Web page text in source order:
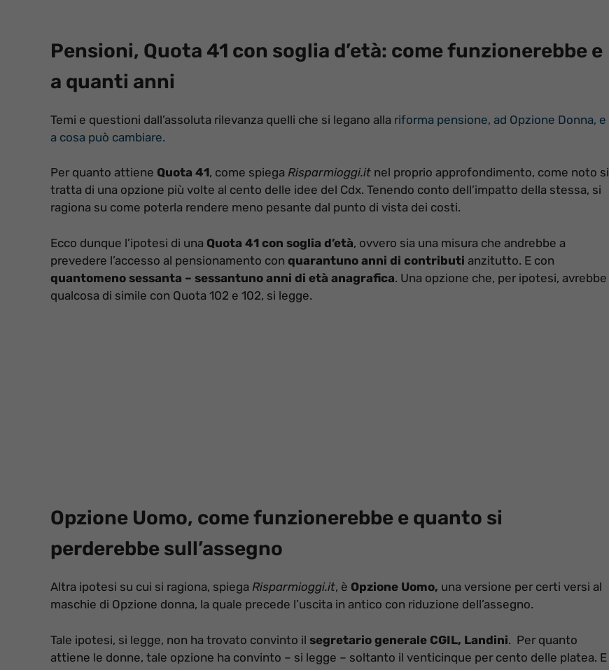
Pensioni, Quota 41 con soglia d’età: come funzionerebbe e
a quanti anni
Temi e questioni dall’assoluta rilevanza quelli che si legano alla riforma pensione, ad Opzione Donna, e
a cosa può cambiare.
Per quanto attiene Quota 41, come spiega Risparmioggi.it nel proprio approfondimento, come noto si
tratta di una opzione più volte al cento delle idee del Cdx. Tenendo conto dell’impatto della stessa, si
ragiona su come poterla rendere meno pesante dal punto di vista dei costi.
Ecco dunque l’ipotesi di una Quota 41 con soglia d’età, ovvero sia una misura che andrebbe a
prevedere l’accesso al pensionamento con quarantuno anni di contributi anzitutto. E con
quantomeno sessanta – sessantuno anni di età anagrafica. Una opzione che, per ipotesi, avrebbe
qualcosa di simile con Quota 102 e 102, si legge.
Opzione Uomo, come funzionerebbe e quanto si
perderebbe sull’assegno
Altra ipotesi su cui si ragiona, spiega Risparmioggi.it, è Opzione Uomo, una versione per certi versi al
maschie di Opzione donna, la quale precede l’uscita in antico con riduzione dell’assegno.
Tale ipotesi, si legge, non ha trovato convinto il segretario generale CGIL, Landini. Per quanto
attiene le donne, tale opzione ha convinto – si legge – soltanto il venticinque per cento delle platea. E